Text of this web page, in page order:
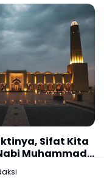
Sifat Kita
Muhammad